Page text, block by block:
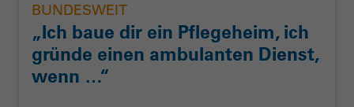
BUNDESWEIT
„Ich baue dir ein Pflegeheim, ich
gründe einen ambulanten Dienst,
wenn …“